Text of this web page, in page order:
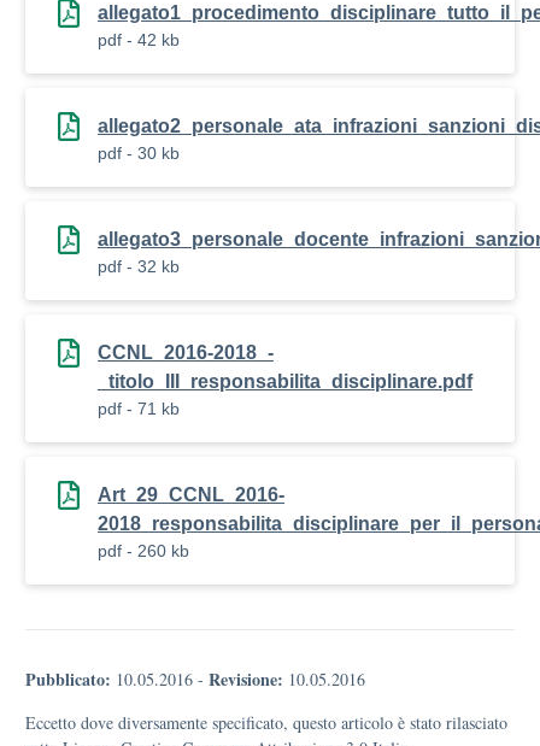
pdf - 42 kb
pdf - 30 kb
pdf - 32 kb
CCNL_2016-2018_-
_titolo_III_responsabilita_disciplinare.pdf
pdf - 71 kb
Art_29_CCNL_2016-
pdf - 260 kb
Pubblicato: 10.05.2016 - Revisione: 10.05.2016
Eccetto dove diversamente specificato, questo articolo è stato rilasciato